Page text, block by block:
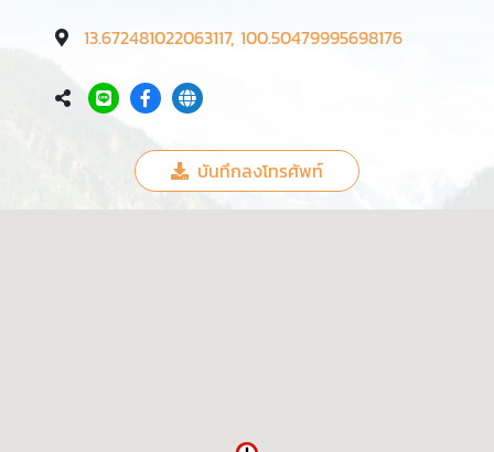
13.672481022063117, 100.50479995698176
บันทึกลงโทรศัพท์